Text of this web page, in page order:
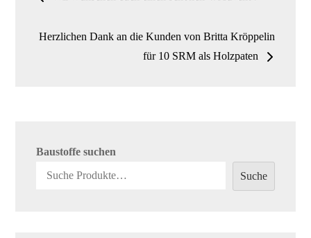
Herzlichen Dank an die Kunden von Britta Kröppelin
für 10 SRM als Holzpaten
Baustoffe suchen
Suche